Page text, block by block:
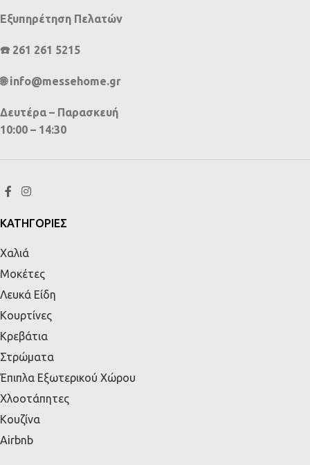
Εξυπηρέτηση Πελατών
☎️ 261 261 5215
🌐 info@messehome.gr
Δευτέρα – Παρασκευή
10:00 – 14:30
ΚΑΤΗΓΟΡΙΕΣ
Χαλιά
Μοκέτες
Λευκά Είδη
Κουρτίνες
Κρεβάτια
Στρώματα
Έπιπλα Εξωτερικού Χώρου
Χλοοτάπητες
Κουζίνα
Airbnb